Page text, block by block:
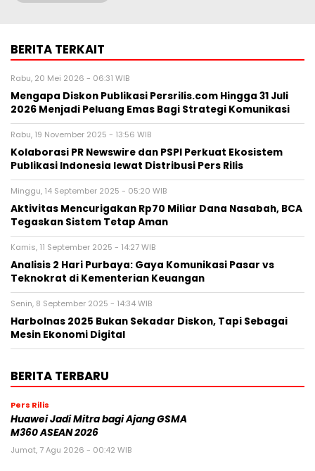
BERITA TERKAIT
Rabu, 20 Mei 2026 - 06:31 WIB
Mengapa Diskon Publikasi Persrilis.com Hingga 31 Juli
2026 Menjadi Peluang Emas Bagi Strategi Komunikasi
Rabu, 19 November 2025 - 13:56 WIB
Kolaborasi PR Newswire dan PSPI Perkuat Ekosistem
Publikasi Indonesia lewat Distribusi Pers Rilis
Minggu, 14 September 2025 - 05:20 WIB
Aktivitas Mencurigakan Rp70 Miliar Dana Nasabah, BCA
Tegaskan Sistem Tetap Aman
Kamis, 11 September 2025 - 14:27 WIB
Analisis 2 Hari Purbaya: Gaya Komunikasi Pasar vs
Teknokrat di Kementerian Keuangan
Senin, 8 September 2025 - 14:34 WIB
Harbolnas 2025 Bukan Sekadar Diskon, Tapi Sebagai
Mesin Ekonomi Digital
BERITA TERBARU
Pers Rilis
Huawei Jadi Mitra bagi Ajang GSMA
M360 ASEAN 2026
Jumat, 7 Agu 2026 - 00:42 WIB